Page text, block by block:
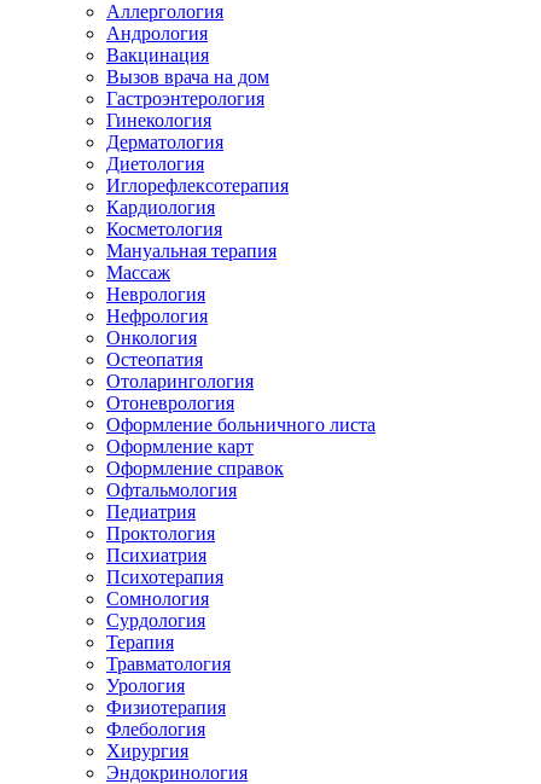
Аллергология
Андрология
Вакцинация
Вызов врача на дом
Гастроэнтерология
Гинекология
Дерматология
Диетология
Иглорефлексотерапия
Кардиология
Косметология
Мануальная терапия
Массаж
Неврология
Нефрология
Онкология
Остеопатия
Отоларингология
Отоневрология
Оформление больничного листа
Оформление карт
Оформление справок
Офтальмология
Педиатрия
Проктология
Психиатрия
Психотерапия
Сомнология
Сурдология
Терапия
Травматология
Урология
Физиотерапия
Флебология
Хирургия
Эндокринология